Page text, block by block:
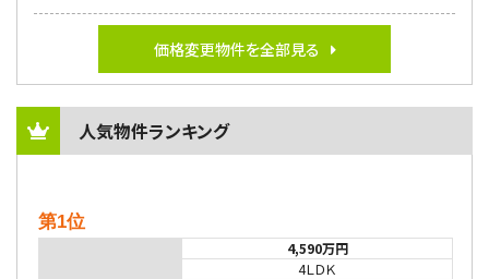
価格変更物件を全部見る
人気物件ランキング
第1位
4,590万円
4ＬＤＫ